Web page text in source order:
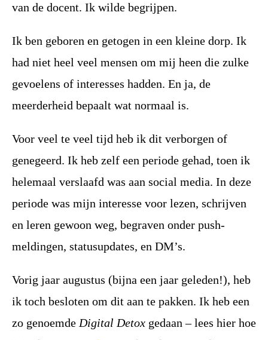
van de docent. Ik wilde begrijpen.
Ik ben geboren en getogen in een kleine dorp. Ik
had niet heel veel mensen om mij heen die zulke
gevoelens of interesses hadden. En ja, de
meerderheid bepaalt wat normaal is.
Voor veel te veel tijd heb ik dit verborgen of
genegeerd. Ik heb zelf een periode gehad, toen ik
helemaal verslaafd was aan social media. In deze
periode was mijn interesse voor lezen, schrijven
en leren gewoon weg, begraven onder push-
meldingen, statusupdates, en DM’s.
Vorig jaar augustus (bijna een jaar geleden!), heb
ik toch besloten om dit aan te pakken. Ik heb een
zo genoemde Digital Detox gedaan – lees hier hoe